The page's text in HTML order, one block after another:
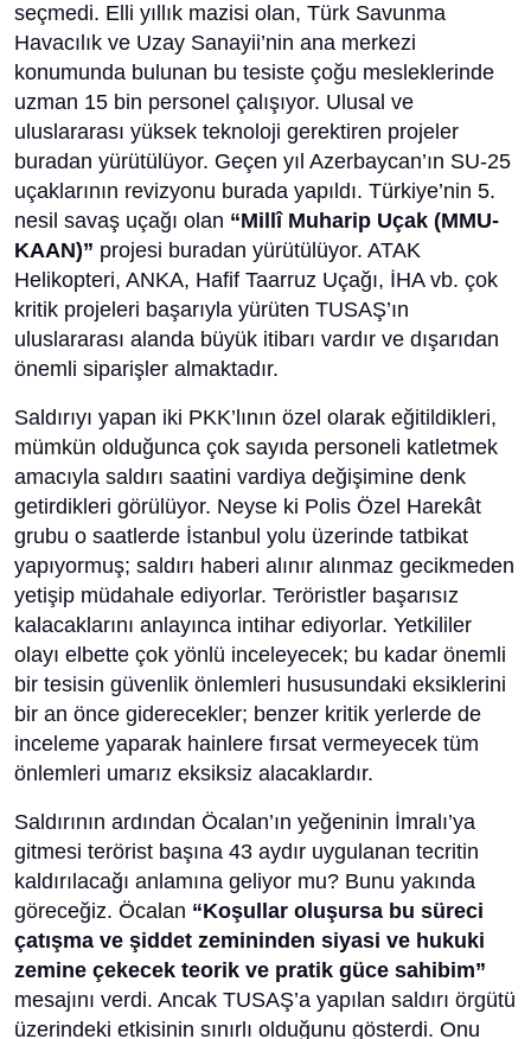
seçmedi. Elli yıllık mazisi olan, Türk Savunma
Havacılık ve Uzay Sanayii’nin ana merkezi
konumunda bulunan bu tesiste çoğu mesleklerinde
uzman 15 bin personel çalışıyor. Ulusal ve
uluslararası yüksek teknoloji gerektiren projeler
buradan yürütülüyor. Geçen yıl Azerbaycan’ın SU-25
uçaklarının revizyonu burada yapıldı. Türkiye’nin 5.
nesil savaş uçağı olan “Millî Muharip Uçak (MMU-
KAAN)” projesi buradan yürütülüyor. ATAK
Helikopteri, ANKA, Hafif Taarruz Uçağı, İHA vb. çok
kritik projeleri başarıyla yürüten TUSAŞ’ın
uluslararası alanda büyük itibarı vardır ve dışarıdan
önemli siparişler almaktadır.
Saldırıyı yapan iki PKK’lının özel olarak eğitildikleri,
mümkün olduğunca çok sayıda personeli katletmek
amacıyla saldırı saatini vardiya değişimine denk
getirdikleri görülüyor. Neyse ki Polis Özel Harekât
grubu o saatlerde İstanbul yolu üzerinde tatbikat
yapıyormuş; saldırı haberi alınır alınmaz gecikmeden
yetişip müdahale ediyorlar. Teröristler başarısız
kalacaklarını anlayınca intihar ediyorlar. Yetkililer
olayı elbette çok yönlü inceleyecek; bu kadar önemli
bir tesisin güvenlik önlemleri hususundaki eksiklerini
bir an önce giderecekler; benzer kritik yerlerde de
inceleme yaparak hainlere fırsat vermeyecek tüm
önlemleri umarız eksiksiz alacaklardır.
Saldırının ardından Öcalan’ın yeğeninin İmralı’ya
gitmesi terörist başına 43 aydır uygulanan tecritin
kaldırılacağı anlamına geliyor mu? Bunu yakında
göreceğiz. Öcalan “Koşullar oluşursa bu süreci
çatışma ve şiddet zemininden siyasi ve hukuki
zemine çekecek teorik ve pratik güce sahibim”
mesajını verdi. Ancak TUSAŞ’a yapılan saldırı örgütü
üzerindeki etkisinin sınırlı olduğunu gösterdi. Onu